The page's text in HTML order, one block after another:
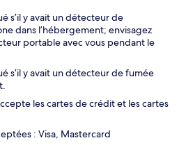
s’il y avait un détecteur de
dans l’hébergement; envisagez
portable avec vous pendant le
s’il y avait un détecteur de fumée
les cartes de crédit et les cartes
: Visa, Mastercard